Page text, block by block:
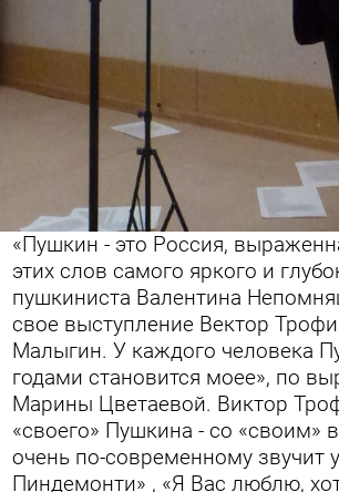
«Пушкин - это Россия,
этих слов самого яркого и
пушкиниста Валентина
свое выступление Вектор
Малыгин. У каждого человека
годами становится моее», по
Марины Цветаевой. Виктор
«своего» Пушкина - со «своим»
очень по-современному звучит
Пиндемонти» , «Я Вас люблю,